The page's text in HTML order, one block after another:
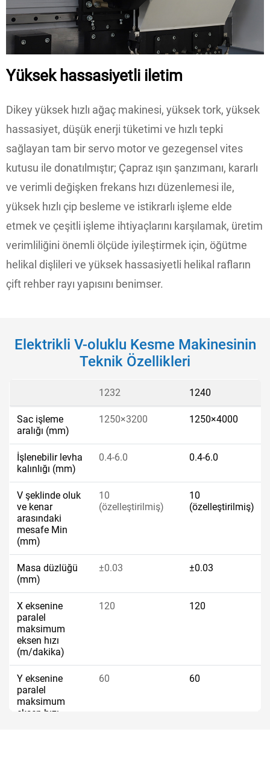
Yüksek hassasiyetli iletim
Dikey yüksek hızlı ağaç makinesi, yüksek tork, yüksek
hassasiyet, düşük enerji tüketimi ve hızlı tepki
sağlayan tam bir servo motor ve gezegensel vites
kutusu ile donatılmıştır; Çapraz ışın şanzımanı, kararlı
ve verimli değişken frekans hızı düzenlemesi ile,
yüksek hızlı çip besleme ve istikrarlı işleme elde
etmek ve çeşitli işleme ihtiyaçlarını karşılamak, üretim
verimliliğini önemli ölçüde iyileştirmek için, öğütme
helikal dişlileri ve yüksek hassasiyetli helikal rafların
çift rehber rayı yapısını benimser.
Elektrikli V-oluklu Kesme Makinesinin
Teknik Özellikleri
1232 1240
Sac işleme
aralığı (mm)
1250×3200 1250×4000
İşlenebilir levha
kalınlığı (mm)
0.4-6.0 0.4-6.0
V şeklinde oluk
ve kenar
arasındaki
mesafe Min
(mm)
10
(özelleştirilmiş)
10
(özelleştirilmiş)
Masa düzlüğü
(mm)
±0.03 ±0.03
X eksenine
paralel
maksimum
eksen hızı
(m/dakika)
120 120
Y eksenine
paralel
maksimum
eksen hızı
60 60